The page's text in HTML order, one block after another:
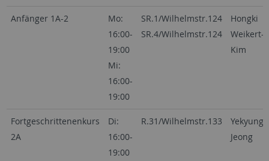
Anfänger 1A-2
Mo:
16:00-
19:00
Mi:
16:00-
19:00
SR.1/Wilhelmstr.124
SR.4/Wilhelmstr.124
Hongki
Weikert-
Kim
Fortgeschrittenenkurs
2A
Di:
16:00-
19:00
R.31/Wilhelmstr.133
Yekyung
Jeong